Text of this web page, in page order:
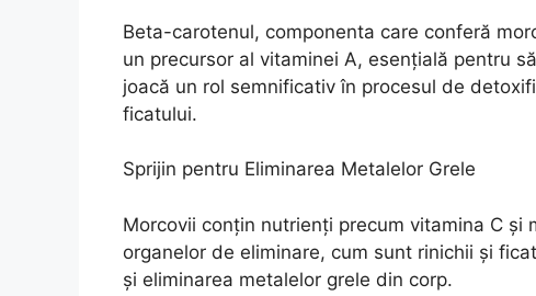
Beta-carotenul, componenta care conferă
un precursor al vitaminei A, esențială pentru
joacă un rol semnificativ în procesul de
ficatului.
Sprijin pentru Eliminarea Metalelor Grele
Morcovii conțin nutrienți precum vitamina C
organelor de eliminare, cum sunt rinichii și
și eliminarea metalelor grele din corp.